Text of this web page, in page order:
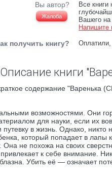
Вы автор?
Жалоба
Все
Вашего на
Напишите
получить книгу? Оплатили,
Описание книги
содержание "Варенька
возможностями. Они
для науки, если их
в жизнь. Однако,
который попадает в
Она не похожа на своих
к себе внимание.
Убить её — означает